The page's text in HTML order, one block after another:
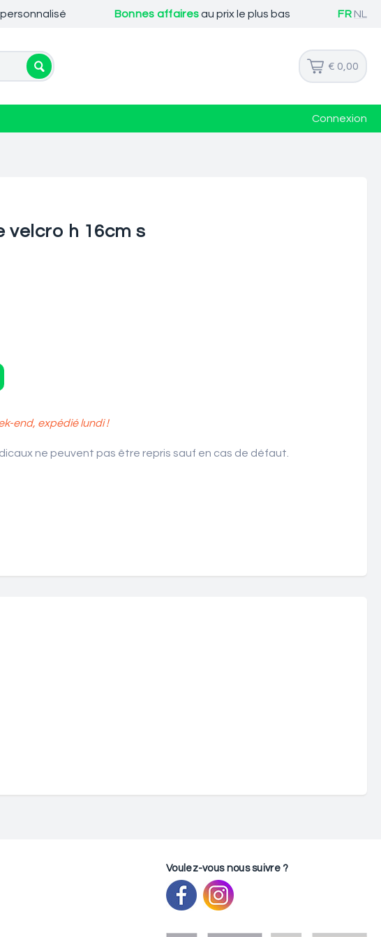
personnalisé Bonnes affairesau prix le plus bas FR NL
€ 0,00
Connexion
velcro h 16cm s
end, expédié lundi !
ne peuvent pas être repris sauf en cas de défaut.
Voulez-vous nous suivre ?